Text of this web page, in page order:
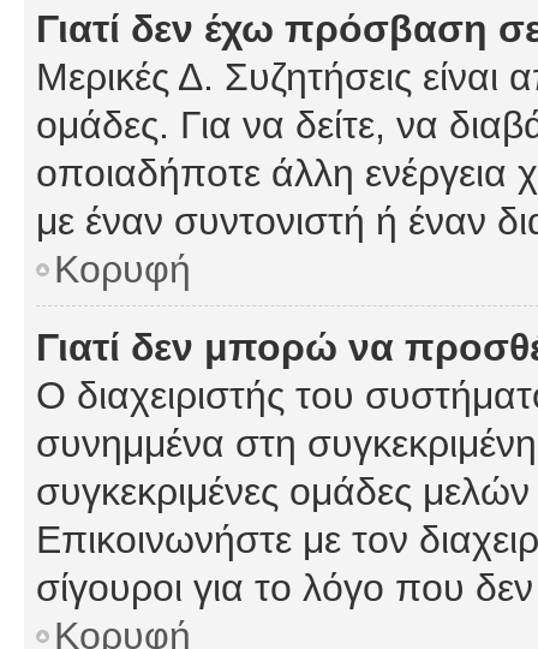
Γιατί δεν έχω πρόσβαση
Μερικές Δ. Συζητήσεις είναι
ομάδες. Για να δείτε, να
οποιαδήποτε άλλη ενέργεια
με έναν συντονιστή ή έναν
Κορυφή
Γιατί δεν μπορώ να
Ο διαχειριστής του
συνημμένα στη
συγκεκριμένες ομάδες
Επικοινωνήστε με τον
σίγουροι για το λόγο που
Κορυφή